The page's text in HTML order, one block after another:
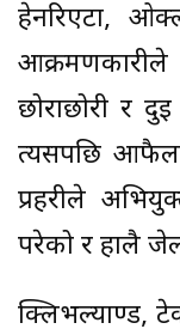
हेनरिएटा,
छोराछोरी र
त्यसपछि
प्रहरीले
परेको र हालै
क्लिभल्याण्ड,